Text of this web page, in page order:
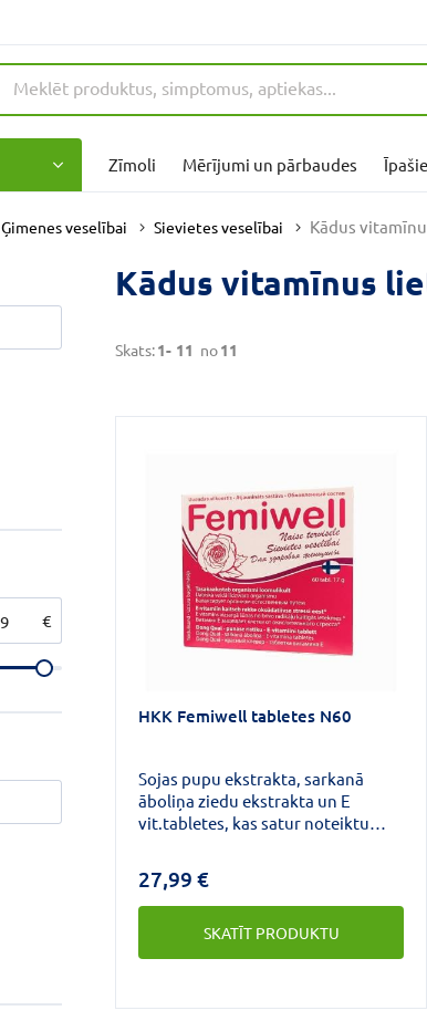
Zīmoli Mērījumi un pārbaudes
Ģimenes veselībai Sievietes veselībai Kādus
€
Kādus vitamīnus
Skats:1- 11 no11
HKK Femiwell tabletes N60
Sojas pupu ekstrakta, sarkanā
āboliņa ziedu ekstrakta un E
vit.tabletes, kas satur noteiktu
izoflavoni ir vielas, ko satur
augi.Fitoestrogēni palīdz: mazināt
menopauzes nepatīkamās
izpausmes (svīšana, karstuma viļņi,
27,99 €
SKATĪT PRODUKTU